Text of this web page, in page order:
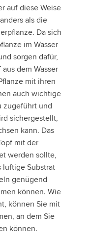
auf diese Weise
als die
Da sich
im Wasser
sorgen dafür,
dem Wasser
mit ihren
auch wichtige
zugeführt und
sichergestellt,
kann. Das
mit der
werden sollte,
luftige Substrat
genügend
können. Wie
können Sie mit
an dem Sie
können.